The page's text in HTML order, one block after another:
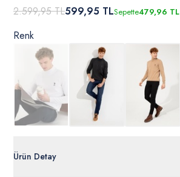
2.599,95 TL599,95 TLSepette479,96 TL
Renk
Ürün Detay